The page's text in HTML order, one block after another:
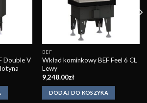
Double V
BEF
Wkład kominkowy BEF Feel 6 CL
Lewy
9,248.00zł
DODAJ DO KOSZYKA